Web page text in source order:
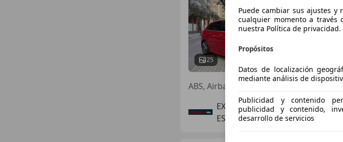
25
ABS, Airbags laterales, Sensor de
EXPOMOVIL SUJER
ES-47007 Valladolid
Puede cambiar sus ajustes
cualquier momento a través
nuestra Política de privacidad.
Propósitos
Datos de localización
mediante análisis de
Publicidad y contenido
publicidad y contenido,
desarrollo de servicios